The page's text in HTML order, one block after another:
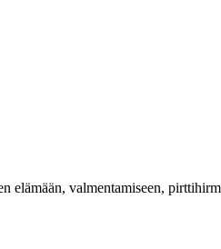
elämään, valmentamiseen,